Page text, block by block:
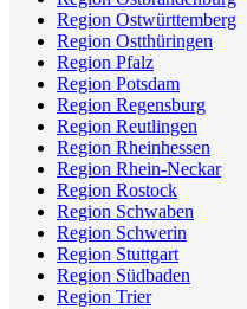
Region Ostwürttemberg
Region Ostthüringen
Region Pfalz
Region Potsdam
Region Regensburg
Region Reutlingen
Region Rheinhessen
Region Rhein-Neckar
Region Rostock
Region Schwaben
Region Schwerin
Region Stuttgart
Region Südbaden
Region Trier